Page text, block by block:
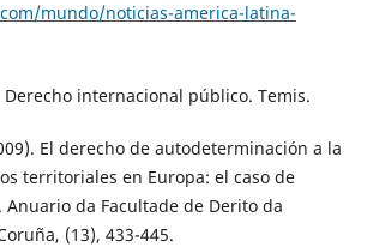
mundo/noticias-america-latina-
Derecho internacional público. Temis.
El derecho de autodeterminación a la
territoriales en Europa: el caso de
Anuario da Facultade de Derito da
(13), 433-445.